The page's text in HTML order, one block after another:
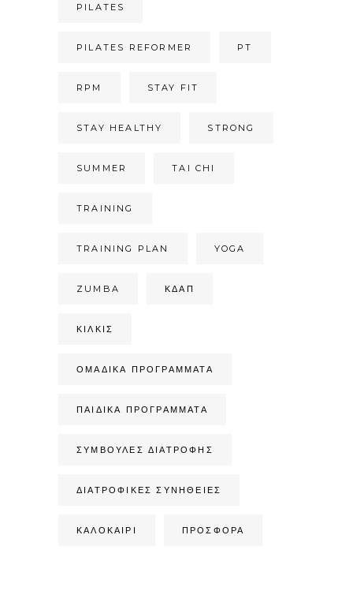
PILATES
PILATES REFORMER PT
RPM STAY FIT
STAY HEALTHY STRONG
SUMMER TAI CHI
TRAINING
TRAINING PLAN YOGA
ZUMBA ΚΔΑΠ
ΚΙΛΚΊΣ
ΟΜΑΔΙΚΆ ΠΡΟΓΡΆΜΜΑΤΑ
ΠΑΙΔΙΚΆ ΠΡΟΓΡΆΜΜΑΤΑ
ΣΥΜΒΟΥΛΈΣ ΔΙΑΤΡΟΦΉΣ
ΔΙΑΤΡΟΦΙΚΈΣ ΣΥΝΉΘΕΙΕΣ
ΚΑΛΟΚΑΙΡΙ ΠΡΟΣΦΟΡΑ